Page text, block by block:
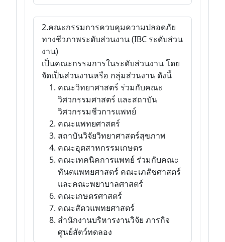
2.คณะกรรมการควบคุมความปลอดภัย
ทางชีวภาพระดับส่วนงาน (IBC ระดับส่วน
งาน)
เป็นคณะกรรมการในระดับส่วนงาน โดย
จัดเป็นส่วนงานหรือ กลุ่มส่วนงาน ดังนี้
คณะวิทยาศาสตร์ ร่วมกับคณะ
วิศวกรรมศาสตร์ และสถาบัน
วิศวกรรมชีวการแพทย์
คณะแพทยศาสตร์
สถาบันวิจัยวิทยาศาสตร์สุขภาพ
คณะอุตสาหกรรมเกษตร
คณะเทคนิคการแพทย์ ร่วมกับคณะ
ทันตแพทยศาสตร์ คณะเภสัชศาสตร์
และคณะพยาบาลศาสตร์
คณะเกษตรศาสตร์
คณะสัตวแพทยศาสตร์
สำนักงานบริหารงานวิจัย ภารกิจ
ศูนย์สัตว์ทดลอง